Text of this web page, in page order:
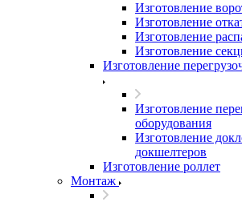
Изготовление
Изготовление
Изготовление
Изготовление
Изготовление
Изготовление
оборудования
Изготовление
докшелтеров
Изготовление роллет
Монтаж